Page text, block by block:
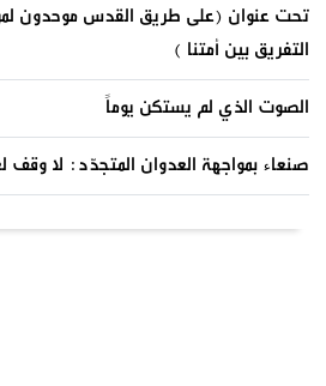
تحت عنوان (على طريق القدس موحدون
التفريق بين أمتنا )
الصوت الذي لم يستكن يوماً
صنعاء بمواجهة العدوان المتجدّد: لا وقف